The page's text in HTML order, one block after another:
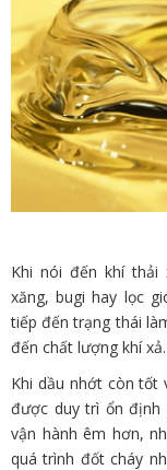
Khi nói đến khí thải
xăng, bugi hay lọc
tiếp đến trạng thái
đến chất lượng khí xả.
Khi dầu nhớt còn tốt
được duy trì ổn
vận hành êm hơn,
quá trình đốt cháy